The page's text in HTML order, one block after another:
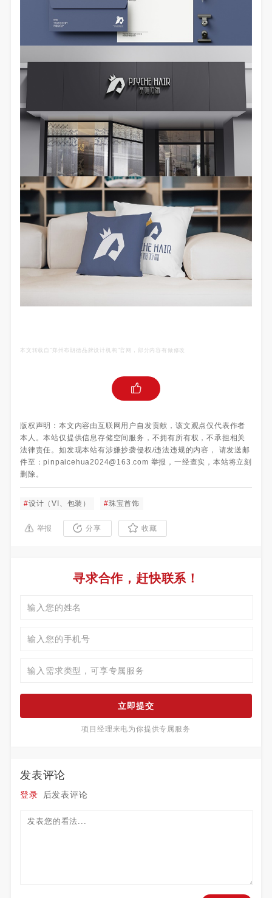
本文转载自“郑州布朗德品牌设计机构 ”官网，部分内容有做修改
版权声明：本文内容由互联网用户自发贡献，该文观点仅代表作者
本人。本站仅提供信息存储空间服务，不拥有所有权，不承担相关
法律责任。如发现本站有涉嫌抄袭侵权/违法违规的内容， 请发送邮
件至：pinpaicehua2024@163.com 举报，一经查实，本站将立刻
删除。
#设计（VI、包装） #珠宝首饰
举报 分享 收藏
寻求合作，赶快联系！
立即提交
项目经理来电为你提供专属服务
发表评论
登录 后发表评论